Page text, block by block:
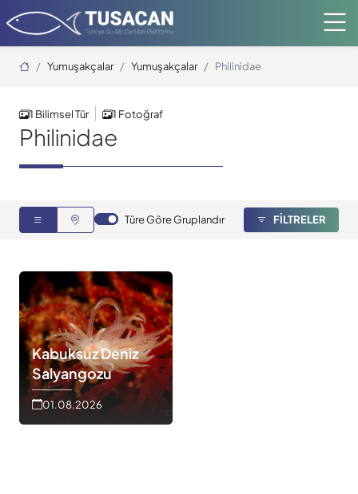
Ana Sayfa
Yumuşakçalar Yumuşakçalar Philinidae
1 Bilimsel Tür 1 Fotoğraf
Philinidae
Türe Göre Gruplandır FİLTRELER
Kabuksuz Deniz
Salyangozu
01.08.2026